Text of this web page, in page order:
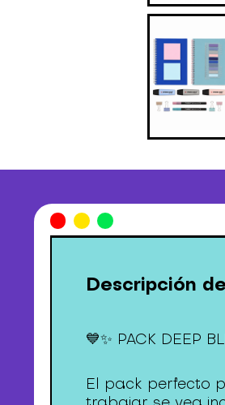
Descripción
💙✨ PACK DEEP
El pack perfecto